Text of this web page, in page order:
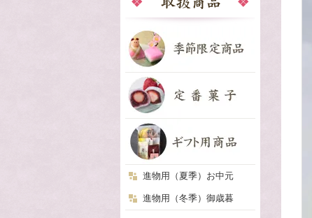
進物用（夏季）お中元
進物用（冬季）御歳暮